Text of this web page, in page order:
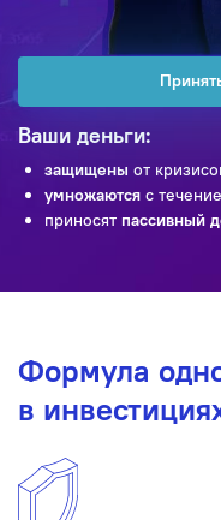
Ваши деньги:
защищены от
умножаютсяс
приносят пассивный
Формула
в